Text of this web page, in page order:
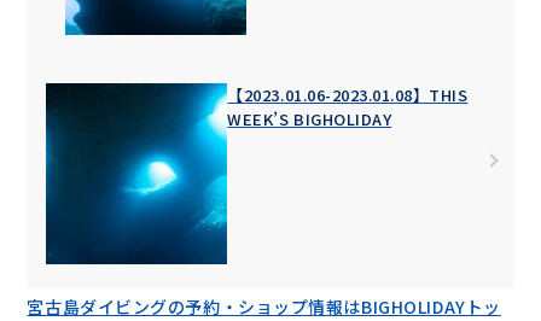
【2023.01.06-2023.01.08】THIS
WEEK’S BIGHOLIDAY
宮古島ダイビングの予約・ショップ情報はBIGHOLIDAYトッ